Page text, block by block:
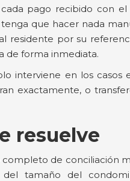
pago recibido con
que hacer nada
residente por su
de forma inmediata.
interviene en los casos
exactamente, o
resuelve
completo de conciliación
tamaño del